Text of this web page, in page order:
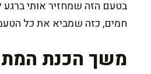
בטעם הזה שמחזיר אותי ברגע
חמים, כזה שמביא את כל
משך הכנת